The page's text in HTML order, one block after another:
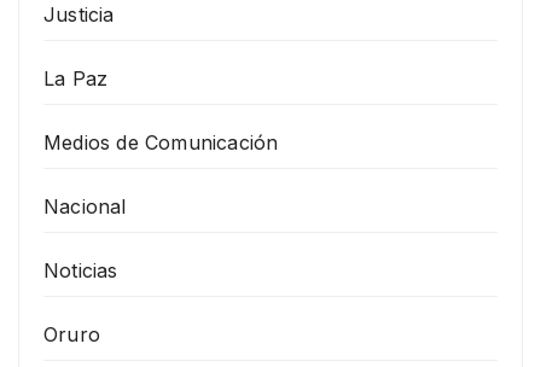
Justicia
La Paz
Medios de Comunicación
Nacional
Noticias
Oruro